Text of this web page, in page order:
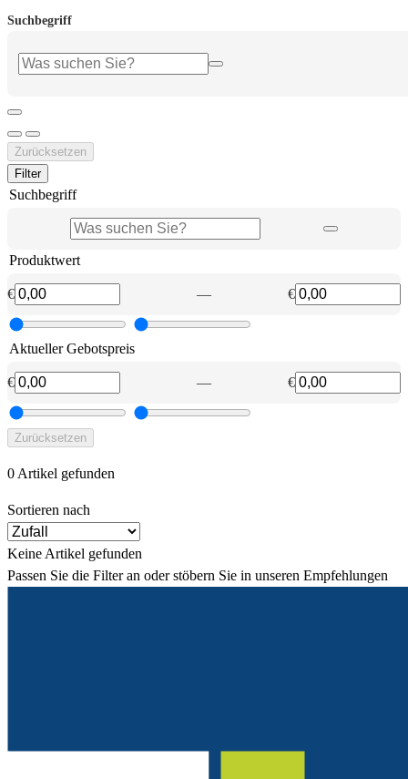
Suchbegriff
Zurücksetzen
Filter
Suchbegriff
Produktwert
€ — €
Aktueller Gebotspreis
€ — €
Zurücksetzen
0 Artikel gefunden
Sortieren nach
Keine Artikel gefunden
Passen Sie die Filter an oder stöbern Sie in unseren Empfehlungen